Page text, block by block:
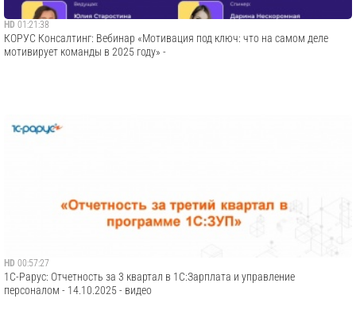
HD 01:21:38
​КОРУС Консалтинг: Вебинар «Мотивация под ключ: что на самом деле
мотивирует команды в 2025 году» -
HD 00:57:27
1С-Рарус: Отчетность за 3 квартал в 1С:Зарплата и управление
персоналом - 14.10.2025 - видео